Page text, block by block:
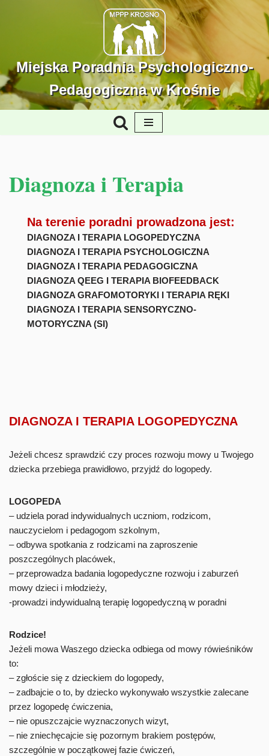
treści
Miejska Poradnia Psychologiczno-
Pedagogiczna w Krośnie
Diagnoza i Terapia
Na terenie poradni prowadzona jest:
DIAGNOZA I TERAPIA LOGOPEDYCZNA
DIAGNOZA I TERAPIA PSYCHOLOGICZNA
DIAGNOZA I TERAPIA PEDAGOGICZNA
DIAGNOZA QEEG I TERAPIA BIOFEEDBACK
DIAGNOZA GRAFOMOTORYKI I TERAPIA RĘKI
DIAGNOZA I TERAPIA SENSORYCZNO-
MOTORYCZNA (SI)
DIAGNOZA I TERAPIA LOGOPEDYCZNA
Jeżeli chcesz sprawdzić czy proces rozwoju mowy u Twojego
dziecka przebiega prawidłowo, przyjdź do logopedy.
LOGOPEDA
– udziela porad indywidualnych uczniom, rodzicom,
nauczycielom i pedagogom szkolnym,
– odbywa spotkania z rodzicami na zaproszenie
poszczególnych placówek,
– przeprowadza badania logopedyczne rozwoju i zaburzeń
mowy dzieci i młodzieży,
-prowadzi indywidualną terapię logopedyczną w poradni
Rodzice!
Jeżeli mowa Waszego dziecka odbiega od mowy rówieśników
to:
– zgłoście się z dzieckiem do logopedy,
– zadbajcie o to, by dziecko wykonywało wszystkie zalecane
przez logopedę ćwiczenia,
– nie opuszczajcie wyznaczonych wizyt,
– nie zniechęcajcie się pozornym brakiem postępów,
szczególnie w początkowej fazie ćwiczeń,